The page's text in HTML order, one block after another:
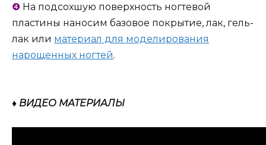
❹ На подсохшую поверхность ногтевой
пластины наносим базовое покрытие, лак, гель-
лак или материал для моделирования
нарощенных ногтей.
♦ ВИДЕО МАТЕРИАЛЫ